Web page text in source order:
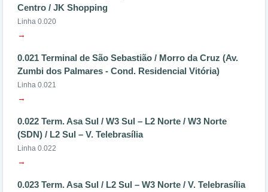
Centro / JK Shopping
Linha 0.020
→
0.021 Terminal de São Sebastião / Morro da Cruz (Av.
Zumbi dos Palmares - Cond. Residencial Vitória)
Linha 0.021
→
0.022 Term. Asa Sul / W3 Sul – L2 Norte / W3 Norte
(SDN) / L2 Sul – V. Telebrasília
Linha 0.022
→
0.023 Term. Asa Sul / L2 Sul – W3 Norte / V. Telebrasília